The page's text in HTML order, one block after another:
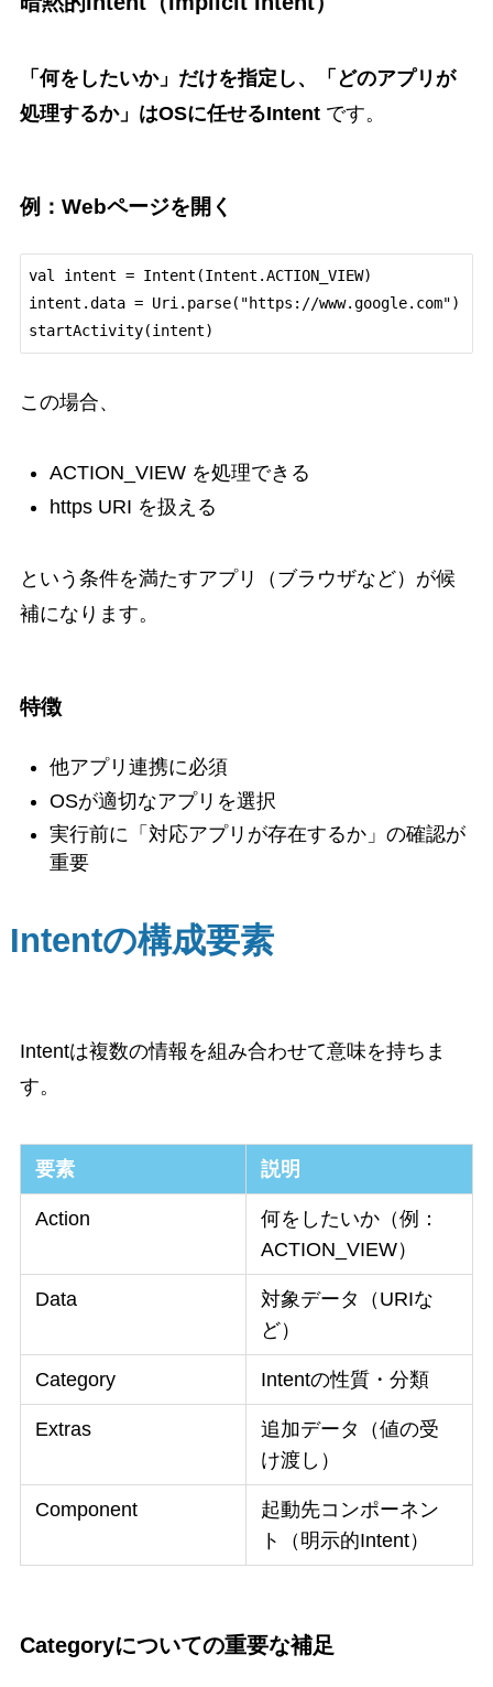
「何をしたいか」だけを指定し、「どのアプリが
処理するか」はOSに任せるIntentです。
例：Webページを開く
val intent = Intent(Intent.ACTION_VIEW)
intent.data = Uri.parse("https://www.google.com")
この場合、
ACTION_VIEW を処理できる
https URI を扱える
という条件を満たすアプリ（ブラウザなど）が候
補になります。
特徴
他アプリ連携に必須
OSが適切なアプリを選択
実行前に「対応アプリが存在するか」の確認が
重要
Intentの構成要素
Intentは複数の情報を組み合わせて意味を持ちま
す。
要素 説明
Action
何をしたいか（例：
ACTION_VIEW）
Data
対象データ（URIな
ど）
Category Intentの性質・分類
Extras
追加データ（値の受
け渡し）
Component
起動先コンポーネン
ト（明示的Intent）
Categoryについての重要な補足